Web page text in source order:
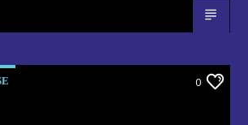
0